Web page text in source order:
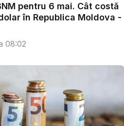
pentru 6 mai. Cât costă
în Republica Moldova -
08:02